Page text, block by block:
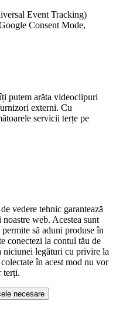
Event Tracking)
Consent Mode,
putem arăta videoclipuri
externi. Cu
servicii terțe pe
vedere tehnic garantează
web. Acestea sunt
să aduni produse în
conectezi la contul tău de
niciunei legături cu privire la
în acest mod nu vor
terţi.
necesare